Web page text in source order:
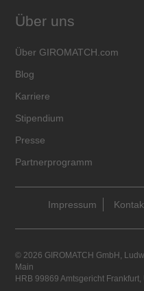
Über uns
Über GIROMATCH.com
Blog
Karriere
Stipendium
Presse
Partnerprogramm
Impressum
© 2026 GIROMATCH GmbH,
Main
HRB 99869 Amtsgericht